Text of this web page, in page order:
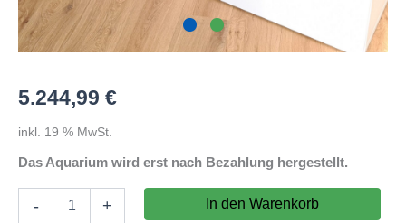
5.244,99 €
inkl. 19 % MwSt.
Das Aquarium wird erst nach Bezahlung hergestellt.
-
Aquarium
400x60x70cm
+ In den Warenkorb